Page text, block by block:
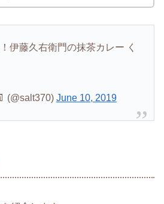
伊藤久右衛門の抹茶カレー く
(@salt370) June 10, 2019